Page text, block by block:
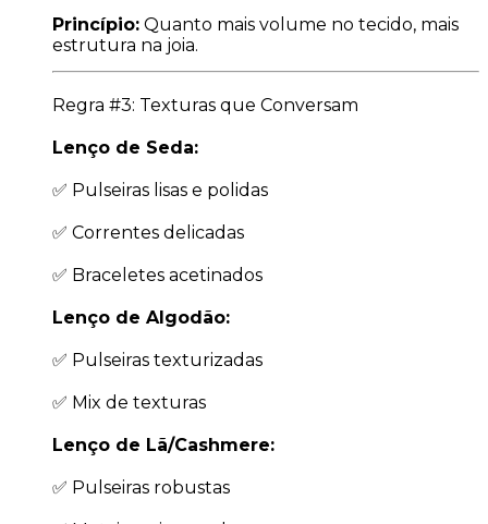
Princípio: Quanto mais volume no tecido, mais
estrutura na joia.
Regra #3: Texturas que Conversam
Lenço de Seda:
✅ Pulseiras lisas e polidas
✅ Correntes delicadas
✅ Braceletes acetinados
Lenço de Algodão:
✅ Pulseiras texturizadas
✅ Mix de texturas
Lenço de Lã/Cashmere:
✅ Pulseiras robustas